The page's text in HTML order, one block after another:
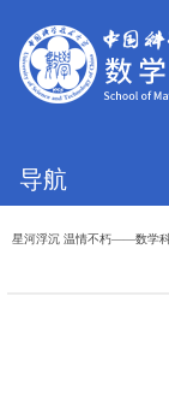
导航
星河浮沉 温情不朽——数学科